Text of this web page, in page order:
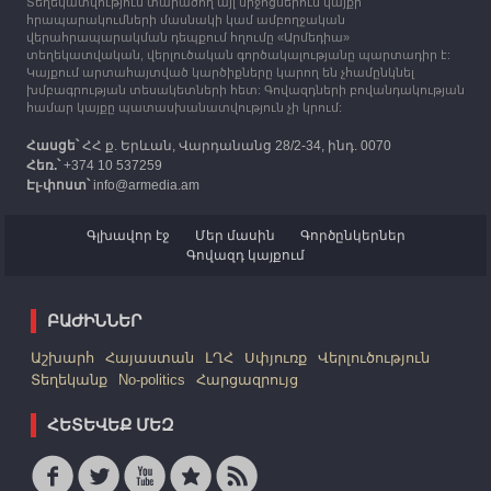
12:25 30.09.2023
Հայաստան է ժամանել բռնի տեղահանված 100
հազար 417 արցախցի
հրապարակումների մասնակի կամ ամբողջական
վերահրապարակման դեպքում հղումը «Արմեդիա»
տեղեկատվական, վերլուծական գործակալությանը պարտադիր է:
Կայքում արտահայտված կարծիքները կարող են չհամընկնել
խմբագրության տեսակետների հետ: Գովազդների բովանդակության
համար կայքը պատասխանատվություն չի կրում:
Հասցե՝ՀՀ ք. Երևան, Վարդանանց 28/2-34, ինդ. 0070
Հեռ.՝+374 10 537259
Էլ-փոստ՝info@armedia.am
Գլխավոր էջ Մեր մասին
Գործընկերներ
Գովազդ կայքում
ԲԱԺԻՆՆԵՐ
Աշխարհ Հայաստան ԼՂՀ Սփյուռք
Վերլուծություն
Տեղեկանք
No-politics Հարցազրույց
ՀԵՏԵՎԵՔ ՄԵԶ